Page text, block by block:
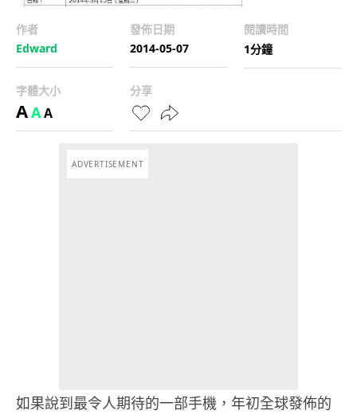
作者
Edward
發佈日期
2014-05-07
閱讀時間
1分鐘
字體大小
AAA
分享
ADVERTISEMENT
如果說到最令人期待的一部手機，年初全球發佈的